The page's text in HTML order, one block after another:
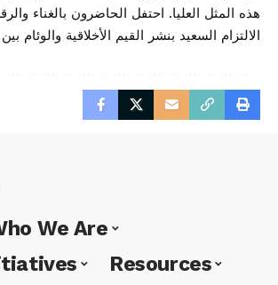
هذه المثل العليا. احتفل الحاضرون بالغناء
الالتزام السعيد بنشر القيم الأخلاقية والوئام
We Are
Resources